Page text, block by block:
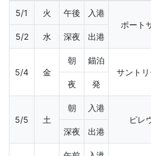
5/1 火 午後
入港
ポート
5/2
水 深夜 出港
5/4 金
朝
錨泊
サント
夜
発
5/5 土
朝
入港
ピレ
深夜
出港